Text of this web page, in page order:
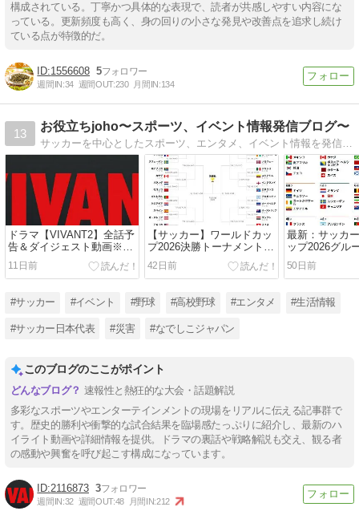
構成されている。丁寧かつ具体的な表現で、読者が共感しやすい内容にな
っている。更新頻度も高く、身の回りの小さな発見や改善点を追求し続け
ている点が特徴的だ。
1556608 5
週間IN:34 週間OUT:230 月間IN:134
13
お役立ちjoho〜スポーツ、イベント情報発信ブログ〜
サッカーを中心としたスポーツ、エンタメ、イベント情報を発信しております！
ドラマ【VIVANT2】全話予
告＆ダイジェスト動画※随
時更新中♪
11日前
【サッカー】ワールドカッ
プ2026決勝トーナメント日
程、中継&結果（ハイライ
ト動画有り）
42日前
最新：サッカ
ップ2026グル
果と順位表
50日前
#サッカー #イベント #野球 #高校野球 #エンタメ #生活情報
#サッカー日本代表 #災害 #なでしこジャパン
このブログのここがポイント
速報性と熱狂的な大会・話題解説
多彩なスポーツやエンターテインメントの現場をリアルに伝える記事群で
す。歴史的勝利や衝撃的な試合結果を臨場感たっぷりに紹介し、最新のハ
イライト動画や詳細情報を提供。ドラマの裏話や戦略解説も交え、観る者
の感動や興奮を呼び起こす構成になっています。
2116873 3
週間IN:32 週間OUT:48 月間IN:212